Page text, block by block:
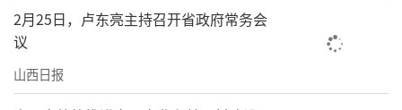
2月25日，卢东亮主持召开省政府常务会
议
山西日报